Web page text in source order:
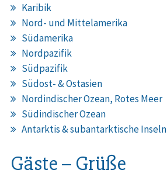
Karibik
Nord- und Mittelamerika
Südamerika
Nordpazifik
Südpazifik
Südost- & Ostasien
Nordindischer Ozean, Rotes Meer
Südindischer Ozean
Antarktis & subantarktische Inseln
Gäste – Grüße